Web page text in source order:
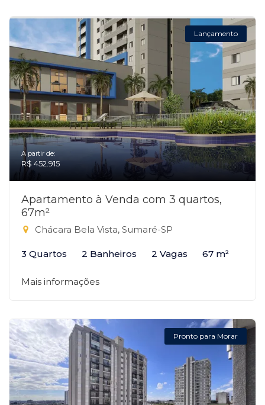
Lançamento
A partir de:
R$ 452.915
Apartamento à Venda com 3 quartos,
67m²
Chácara Bela Vista, Sumaré-SP
3 Quartos 2 Banheiros 2 Vagas 67 m²
Mais informações
Pronto para Morar